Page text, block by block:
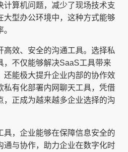
计算机问题，减少了现场技术支
大型办公环境中，这种方式能够
高效、安全的沟通工具。选择私
，不仅能够解决SaaS工具带来
还能极大提升企业内部的协作效
私有化部署内网聊天工具，凭借
，正成为越来越多企业选择的沟
具，企业能够在保障信息安全的
通与协作，助力企业在数字化时